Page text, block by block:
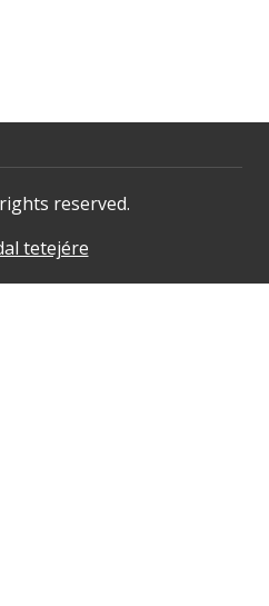
reserved.
tetejére